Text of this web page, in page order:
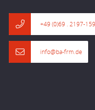
+49 (0)69 . 2197-
info@ba-frm.de